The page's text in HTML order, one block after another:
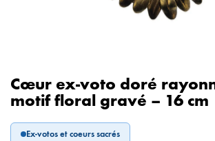
Cœur ex-voto doré
motif floral gravé – 16 cm
Ex-votos et coeurs sacrés